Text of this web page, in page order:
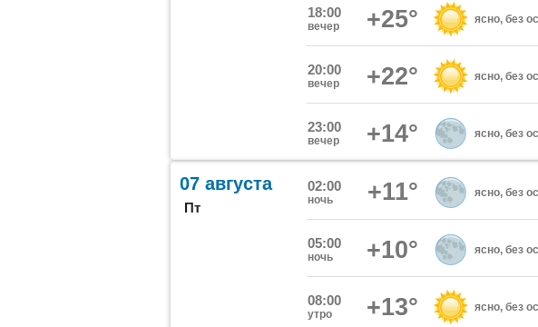
18:00
вечер +25° ясно, без
20:00
вечер +22° ясно, без
23:00
вечер +14° ясно, без
07 августа
Пт
02:00
ночь +11° ясно, без
05:00
ночь +10° ясно, без
08:00
утро +13° ясно, без